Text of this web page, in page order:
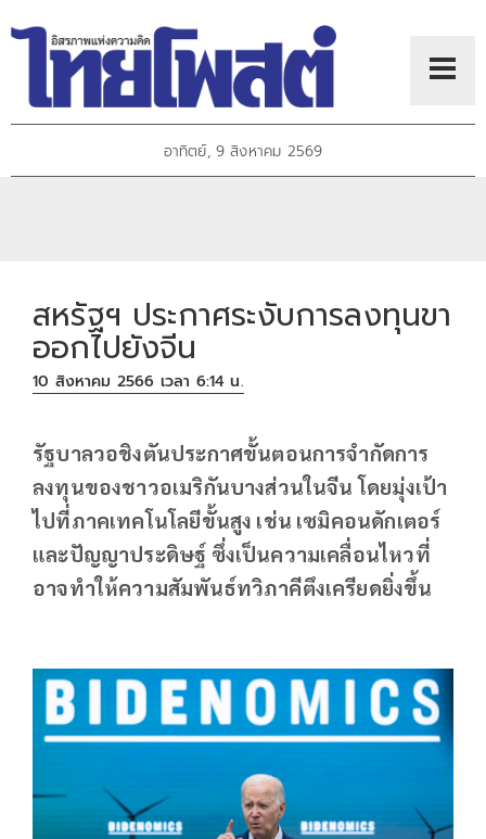
อาทิตย์, 9 สิงหาคม 2569
สหรัฐฯ ประกาศระงับการลงทุนขา
ออกไปยังจีน
10 สิงหาคม 2566 เวลา 6:14 น.
รัฐบาลวอชิงตันประกาศขั้นตอนการจำกัดการ
ลงทุนของชาวอเมริกันบางส่วนในจีน โดยมุ่งเป้า
ไปที่ภาคเทคโนโลยีขั้นสูง เช่น เซมิคอนดักเตอร์
และปัญญาประดิษฐ์ ซึ่งเป็นความเคลื่อนไหวที่
อาจทำให้ความสัมพันธ์ทวิภาคีตึงเครียดยิ่งขึ้น